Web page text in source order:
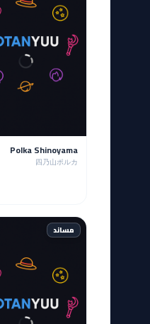
Polka Shinoyama
四乃山ポルカ
مساند